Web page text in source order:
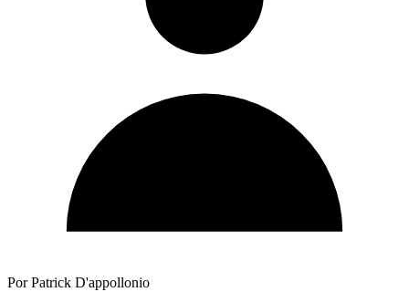
Por Patrick D'appollonio